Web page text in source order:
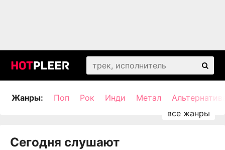
Жанры: Поп Рок Инди Метал
Сегодня слушают